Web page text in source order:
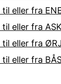
eller fra
eller fra
til eller fra
eller fra